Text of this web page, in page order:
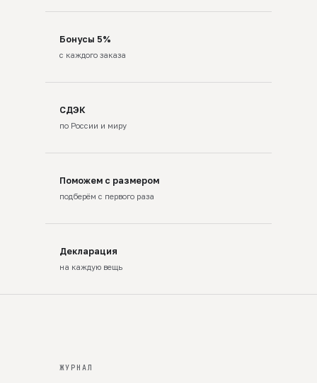
Бонусы 5%
с каждого заказа
СДЭК
по России и миру
Поможем с размером
подберём с первого раза
Декларация
на каждую вещь
ЖУРНАЛ